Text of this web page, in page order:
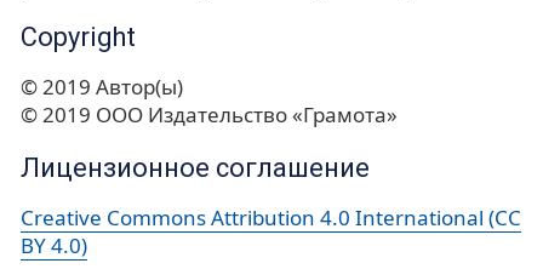
Copyright
© 2019 Автор(ы)
© 2019 ООО Издательство «Грамота»
Лицензионное соглашение
Creative Commons Attribution 4.0 International (CC
BY 4.0)